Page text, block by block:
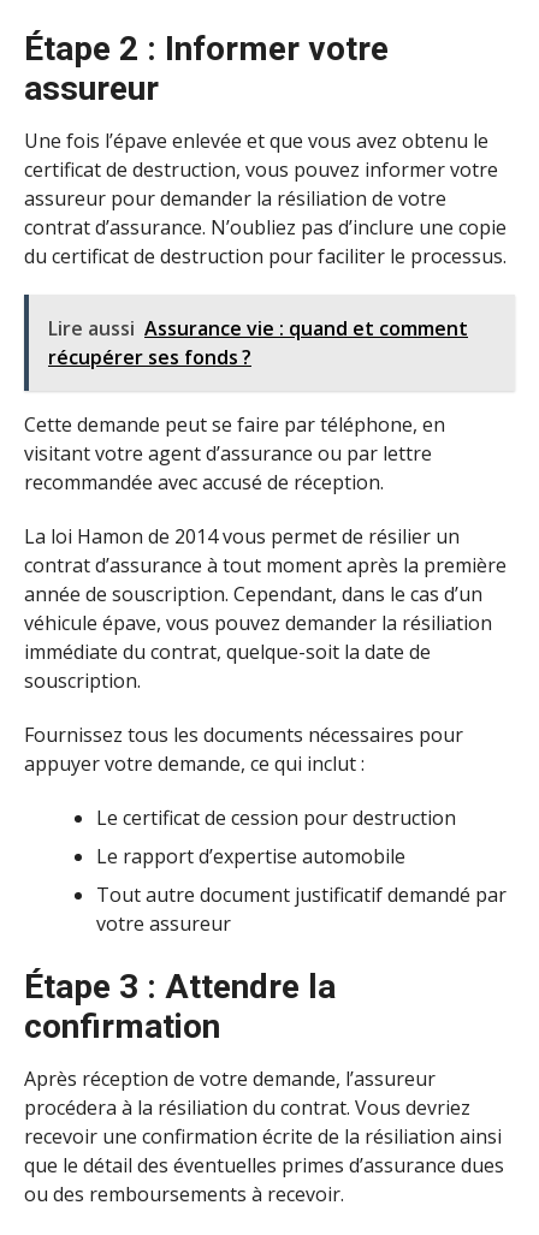
Étape 2 : Informer votre
assureur
Une fois l’épave enlevée et que vous avez obtenu le
certificat de destruction, vous pouvez informer votre
assureur pour demander la résiliation de votre
contrat d’assurance. N’oubliez pas d’inclure une copie
du certificat de destruction pour faciliter le processus.
Lire aussi Assurance vie : quand et comment
récupérer ses fonds ?
Cette demande peut se faire par téléphone, en
visitant votre agent d’assurance ou par lettre
recommandée avec accusé de réception.
La loi Hamon de 2014 vous permet de résilier un
contrat d’assurance à tout moment après la première
année de souscription. Cependant, dans le cas d’un
véhicule épave, vous pouvez demander la résiliation
immédiate du contrat, quelque-soit la date de
souscription.
Fournissez tous les documents nécessaires pour
appuyer votre demande, ce qui inclut :
Le certificat de cession pour destruction
Le rapport d’expertise automobile
Tout autre document justificatif demandé par
votre assureur
Étape 3 : Attendre la
confirmation
Après réception de votre demande, l’assureur
procédera à la résiliation du contrat. Vous devriez
recevoir une confirmation écrite de la résiliation ainsi
que le détail des éventuelles primes d’assurance dues
ou des remboursements à recevoir.